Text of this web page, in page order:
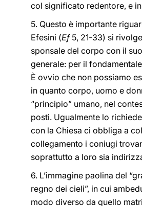
col significato redentore, e
5. Questo è importante
Efesini (Ef5, 21-33) si
sponsale del corpo con il
generale: per il
È ovvio che non possiamo
in quanto corpo, uomo e
“principio” umano, nel
posti. Ugualmente lo
con la Chiesa ci obbliga a
collegamento i coniugi
soprattutto a loro sia
6. L’immagine paolina del
regno dei cieli”, in cui
modo diverso da quello